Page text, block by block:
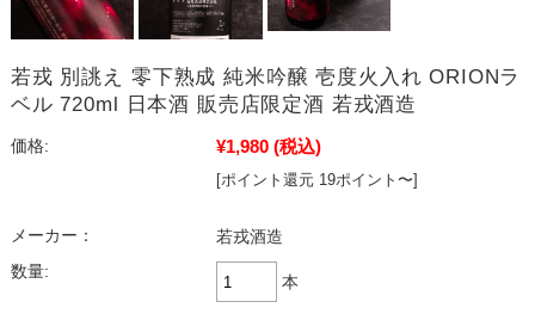
若戎 別誂え 零下熟成 純米吟醸 壱度火入れ ORIONラ
ベル 720ml 日本酒 販売店限定酒 若戎酒造
価格: ¥1,980 (税込)
[ポイント還元 19ポイント〜]
メーカー：
若戎酒造
数量:
本